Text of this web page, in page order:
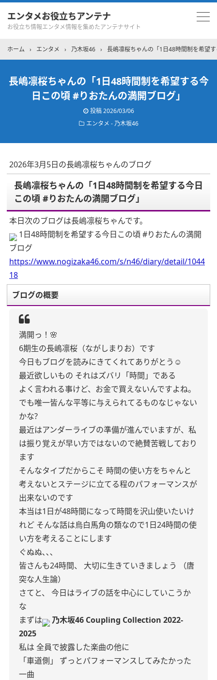
エンタメお役立ちアンテナ
お役立ち情報エンタメ情報を集めたアンテナサイト
ホーム › エンタメ › 乃木坂46 › 長嶋凛桜ちゃんの「1日48時間制を希望
長嶋凛桜ちゃんの「1日48時間制を希望する今
日この頃 #りおたんの満開ブログ」
投稿2026/03/06
エンタメ - 乃木坂46
2026年3月5日の長嶋凛桜ちゃんのブログ
長嶋凛桜ちゃんの「1日48時間制を希望する今日
この頃 #りおたんの満開ブログ」
本日次のブログは長嶋凛桜ちゃんです。
1日48時間制を希望する今日この頃 #りおたんの満開
ブログ
https://www.nogizaka46.com/s/n46/diary/detail/1044
18
ブログの概要
満開っ！🌸
6期生の長嶋凛桜（ながしまりお）です
今日もブログを読みにきてくれてありがとう☺︎
最近欲しいもの それはズバリ「時間」である
よく言われる事けど、お金で買えないんですよね。
でも唯一皆んな平等に与えられてるものなじゃない
かな?
最近はアンダーライブの準備が進んでいますが、私
は振り覚えが早い方ではないので絶賛苦戦しており
ます
そんなタイプだからこそ 時間の使い方をちゃんと
考えないとステージに立てる程のパフォーマンスが
出来ないのです
本当は1日が48時間になって時間を沢山使いたいけ
れど そんな話は烏白馬角の類なので1日24時間の使
い方を考えることにします
ぐぬぬ､､､
皆さんも24時間、
大切に生きていきましょう
（唐
突な人生論）
さてと、
今日はライブの話を中心にしていこうか
な
まずは
乃木坂46 Coupling Collection 2022-
2025
私は 全員で披露した楽曲の他に
「車道側」
ずっとパフォーマンスしてみたかった
一曲